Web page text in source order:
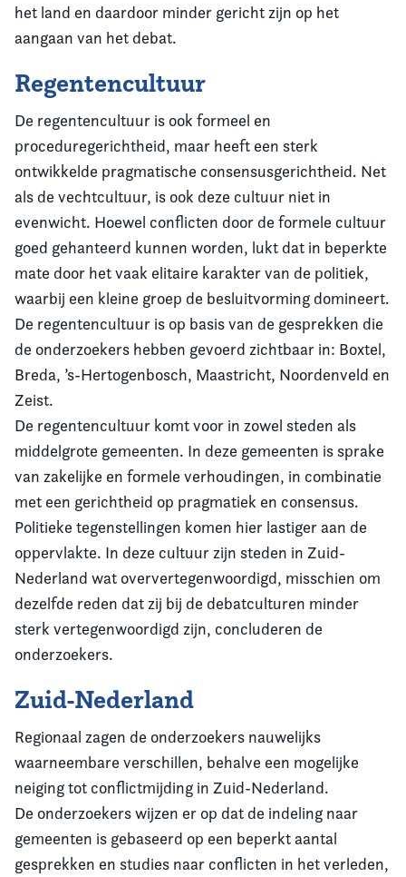
het land en daardoor minder gericht zijn op het
aangaan van het debat.
Regentencultuur
De regentencultuur is ook formeel en
proceduregerichtheid, maar heeft een sterk
ontwikkelde pragmatische consensusgerichtheid. Net
als de vechtcultuur, is ook deze cultuur niet in
evenwicht. Hoewel conflicten door de formele cultuur
goed gehanteerd kunnen worden, lukt dat in beperkte
mate door het vaak elitaire karakter van de politiek,
waarbij een kleine groep de besluitvorming domineert.
De regentencultuur is op basis van de gesprekken die
de onderzoekers hebben gevoerd zichtbaar in: Boxtel,
Breda, ’s-Hertogenbosch, Maastricht, Noordenveld en
Zeist.
De regentencultuur komt voor in zowel steden als
middelgrote gemeenten. In deze gemeenten is sprake
van zakelijke en formele verhoudingen, in combinatie
met een gerichtheid op pragmatiek en consensus.
Politieke tegenstellingen komen hier lastiger aan de
oppervlakte. In deze cultuur zijn steden in Zuid-
Nederland wat oververtegenwoordigd, misschien om
dezelfde reden dat zij bij de debatculturen minder
sterk vertegenwoordigd zijn, concluderen de
onderzoekers.
Zuid-Nederland
Regionaal zagen de onderzoekers nauwelijks
waarneembare verschillen, behalve een mogelijke
neiging tot conflictmijding in Zuid-Nederland.
De onderzoekers wijzen er op dat de indeling naar
gemeenten is gebaseerd op een beperkt aantal
gesprekken en studies naar conflicten in het verleden,